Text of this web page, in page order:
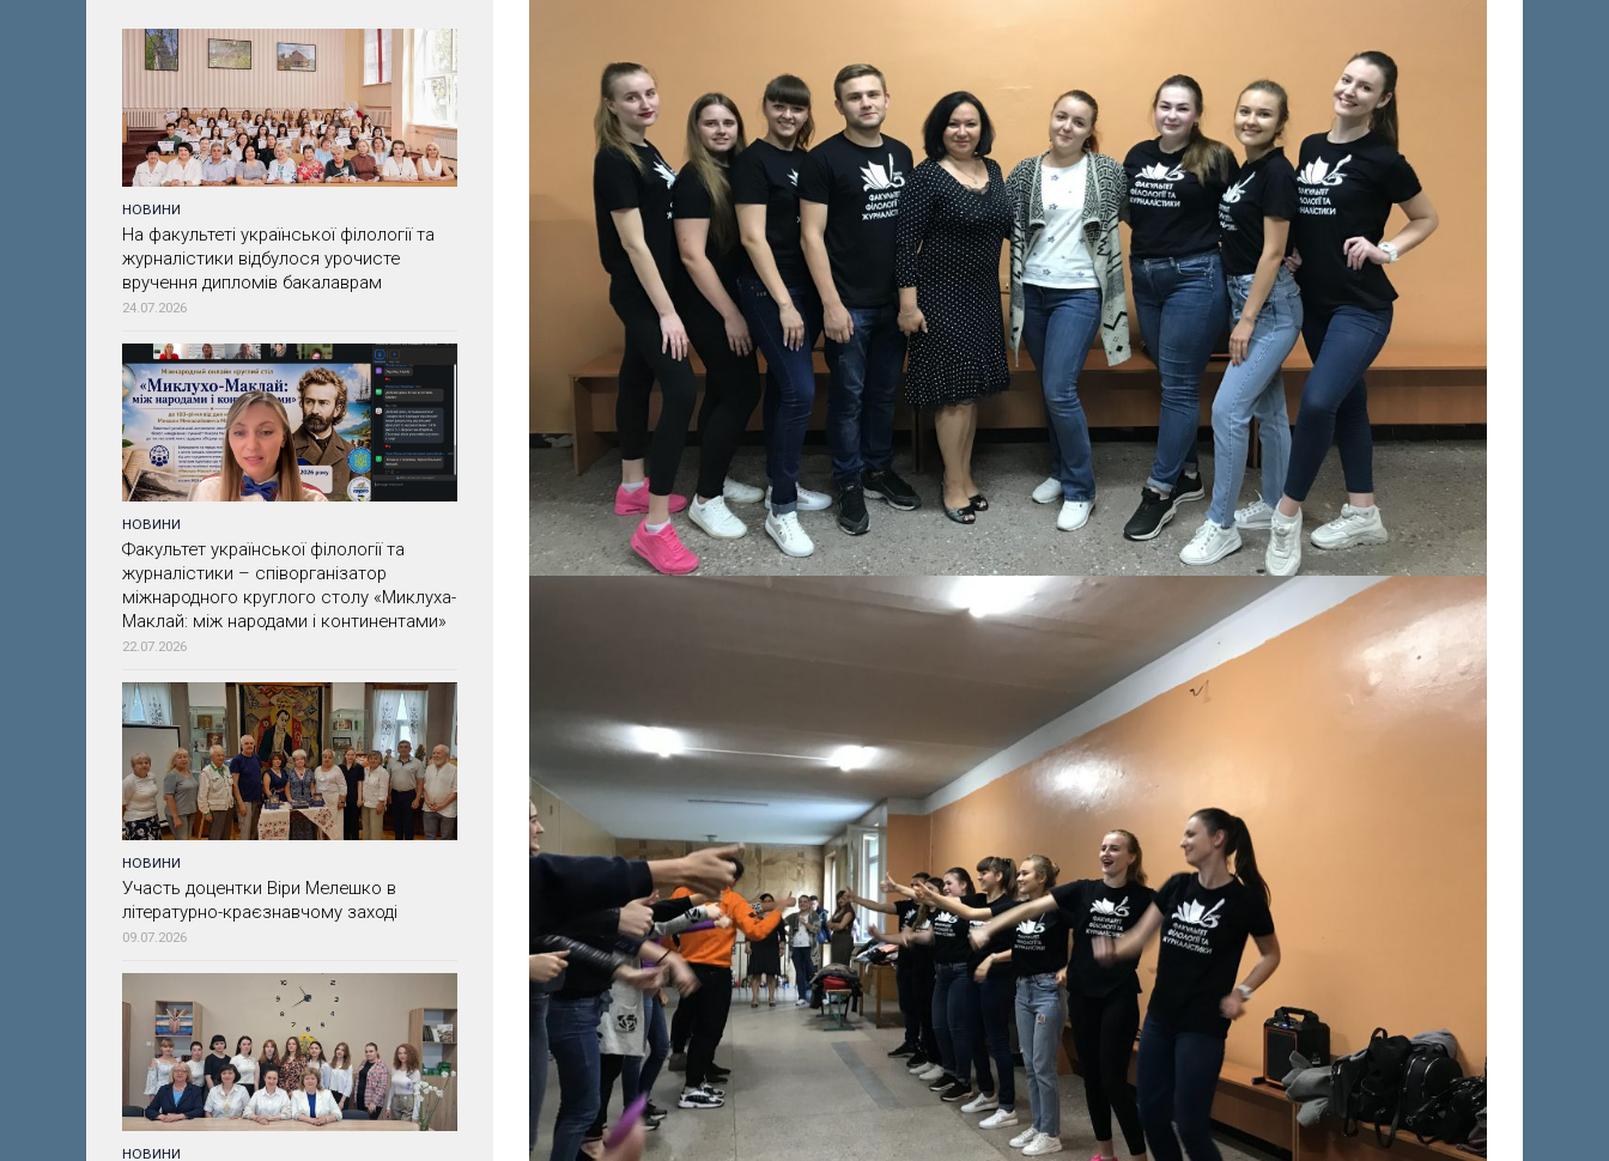
НОВИНИ
На факультеті української філології та
журналістики відбулося урочисте
вручення дипломів бакалаврам
24.07.2026
НОВИНИ
Факультет української філології та
журналістики – співорганізатор
міжнародного круглого столу «Миклуха-
Маклай: між народами і континентами»
22.07.2026
НОВИНИ
Участь доцентки Віри Мелешко в
літературно-краєзнавчому заході
09.07.2026
НОВИНИ